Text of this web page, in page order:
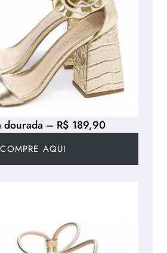
dourada – R$ 189,90
COMPRE AQUI